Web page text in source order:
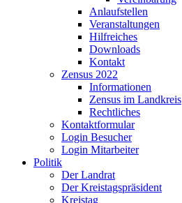
Anlaufstellen
Veranstaltungen
Hilfreiches
Downloads
Kontakt
Zensus 2022
Informationen
Zensus im Landkreis
Rechtliches
Kontaktformular
Login Besucher
Login Mitarbeiter
Politik
Der Landrat
Der Kreistagspräsident
Kreistag